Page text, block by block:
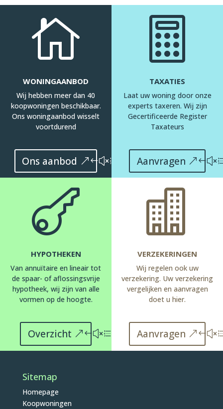

WONINGAANBOD
Wij hebben meer dan 40
koopwoningen beschikbaar.
Ons woningaanbod wisselt
voortdurend
Ons aanbod

TAXATIES
Laat uw woning door onze
experts taxeren. Wij zijn
Gecertificeerde Register
Taxateurs
Aanvragen

HYPOTHEKEN
Van annuïtaire en lineair tot
de spaar- of aflossingsvrije
hypotheek, wij zijn van alle
vormen op de hoogte.
Overzicht

VERZEKERINGEN
Wij regelen ook uw
verzekering. Uw verzekering
vergelijken en aanvragen
doet u hier.
Aanvragen
Sitemap
Homepage
Koopwoningen